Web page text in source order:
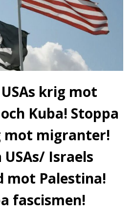
krig mot
Kuba! Stoppa
mot migranter!
USAs/ Israels
mot Palestina!
fascismen!